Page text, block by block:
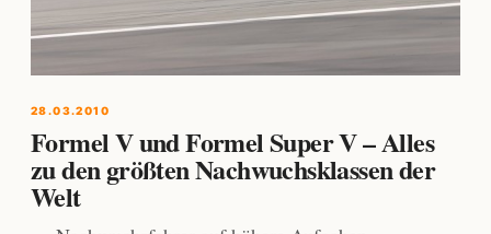
28.03.2010
Formel V und Formel Super V – Alles
zu den größten Nachwuchsklassen der
Welt